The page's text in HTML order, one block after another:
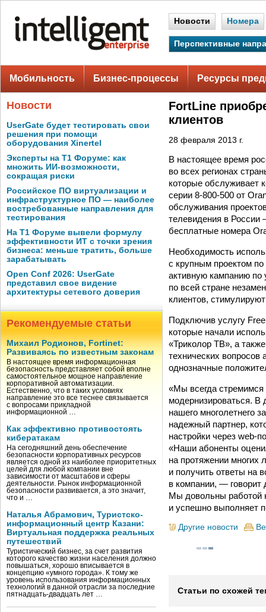
Новости Номера
Перспективные
Мобильность Бизнес-процессы Ресурсы
Новости
UserGate будет тестировать свои
решения при помощи
оборудования Xinertel
Эксперты на Т1 Форуме: как
множить ИИ-возможности,
сокращая риски
Российское ПО виртуализации и
инфраструктурное ПО — наиболее
востребованные направления для
тестирования
На Т1 Форуме вывели формулу
эффективности ИТ с точки зрения
бизнеса: меньше тратить, больше
зарабатывать
Open Conf 2026: UserGate
представил свое видение
архитектуры сетевого доверия
Рекомендуемые статьи
Михаил Родионов, Fortinet:
Развиваясь по известным законам
В настоящее время информационная
безопасность представляет собой вполне
самостоятельное мощное направление
корпоративной автоматизации.
Естественно, что в таких условиях
направление это все теснее связывается
с вопросами прикладной
информационной …
Как эффективно противостоять
кибератакам
На сегодняшний день обеспечение
безопасности корпоративных ресурсов
является одной из наиболее приоритетных
целей для любой компании вне
зависимости от масштабов и сферы
деятельности. Рынок информационной
безопасности развивается, а это значит,
что и …
Наталья Абрамович, Туристско-
информационный центр Казани:
Виртуальная поддержка реальных
путешествий
Туристический бизнес, за счет развития
которого качество жизни населения должно
повышаться, хорошо вписывается в
концепцию «умного города». К тому же
уровень использования информационных
технологий в данной отрасли за последние
пятнадцать-двадцать лет …
FortLine
клиентов
28 февраля 2013 г.
В настоящее время
во всех регионах
которые обслуживает
серии 8-800-500 от
обслуживания
телевидения в России
бесплатные номера
Необходимость
с крупным проектом по
активную кампанию по
по всей стране
клиентов,
Подключив услугу
которые начали
«Триколор ТВ», а
технических
однозначные
«Мы всегда стремимся
модернизироваться. В
нашего многолетнего
надежный партнер,
настройки через web-
«Наши абоненты
на протяжении многих
и получить ответы на
в компании, — говорит
Мы довольны работой
и успешно выполняет
Другие новости
Статьи по схожей